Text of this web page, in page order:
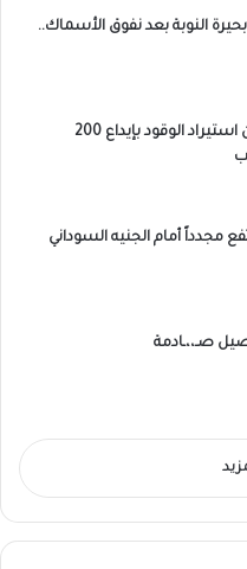
النوبة بعد نفوق الأسماك..
بنك السودان يرهن استيراد الوقود بإيداع 200
مجدداً أمام الجنيه السوداني
صـ،،ـادمة